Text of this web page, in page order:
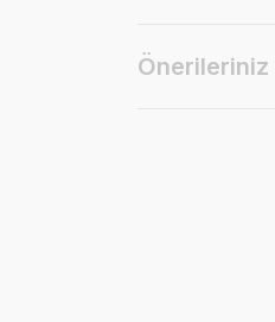
Önerileriniz